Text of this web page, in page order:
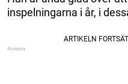
inspelningarna i år, i